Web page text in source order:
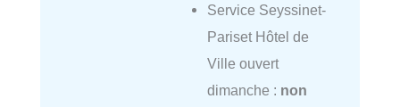
Service Seyssinet-
Pariset Hôtel de
Ville ouvert
dimanche : non